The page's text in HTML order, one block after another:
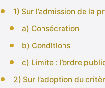
1) Sur l’admission de la
a) Consécration
b) Conditions
c) Limite : l’ordre
2) Sur l’adoption du